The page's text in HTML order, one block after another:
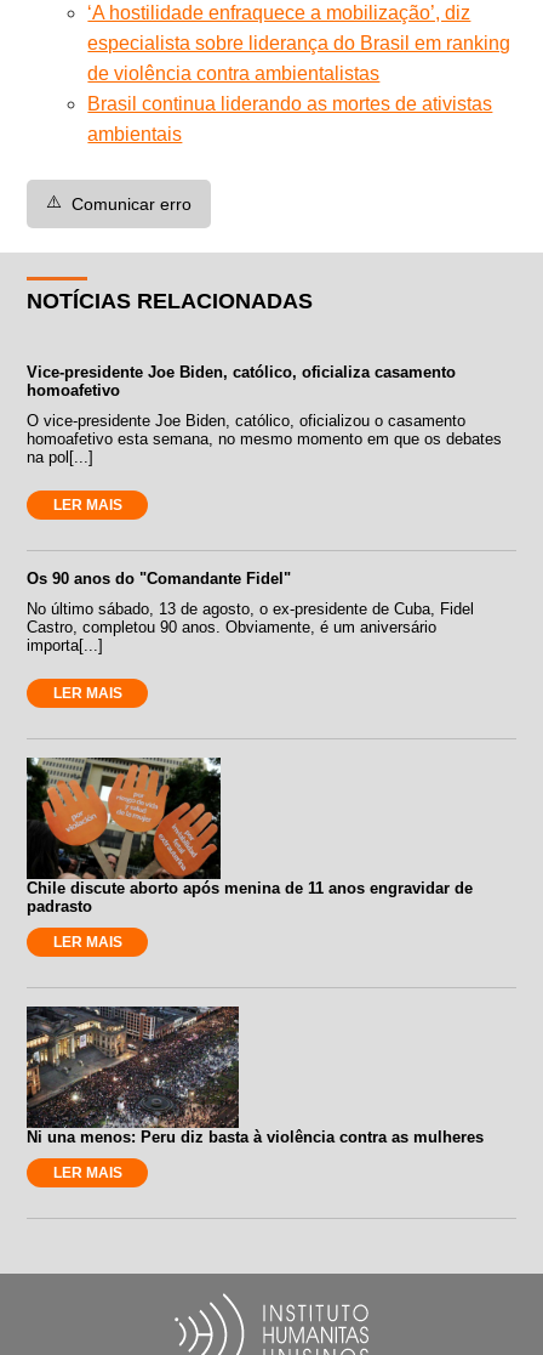
‘A hostilidade enfraquece a mobilização’, diz
especialista sobre liderança do Brasil em ranking
de violência contra ambientalistas
Brasil continua liderando as mortes de ativistas
ambientais
⚠️ Comunicar erro
NOTÍCIAS RELACIONADAS
Vice-presidente Joe Biden, católico, oficializa casamento
homoafetivo
O vice-presidente Joe Biden, católico, oficializou o casamento
homoafetivo esta semana, no mesmo momento em que os debates
na pol[...]
LER MAIS
Os 90 anos do "Comandante Fidel"
No último sábado, 13 de agosto, o ex-presidente de Cuba, Fidel
Castro, completou 90 anos. Obviamente, é um aniversário
importa[...]
LER MAIS
Chile discute aborto após menina de 11 anos engravidar de
padrasto
LER MAIS
Ni una menos: Peru diz basta à violência contra as mulheres
LER MAIS